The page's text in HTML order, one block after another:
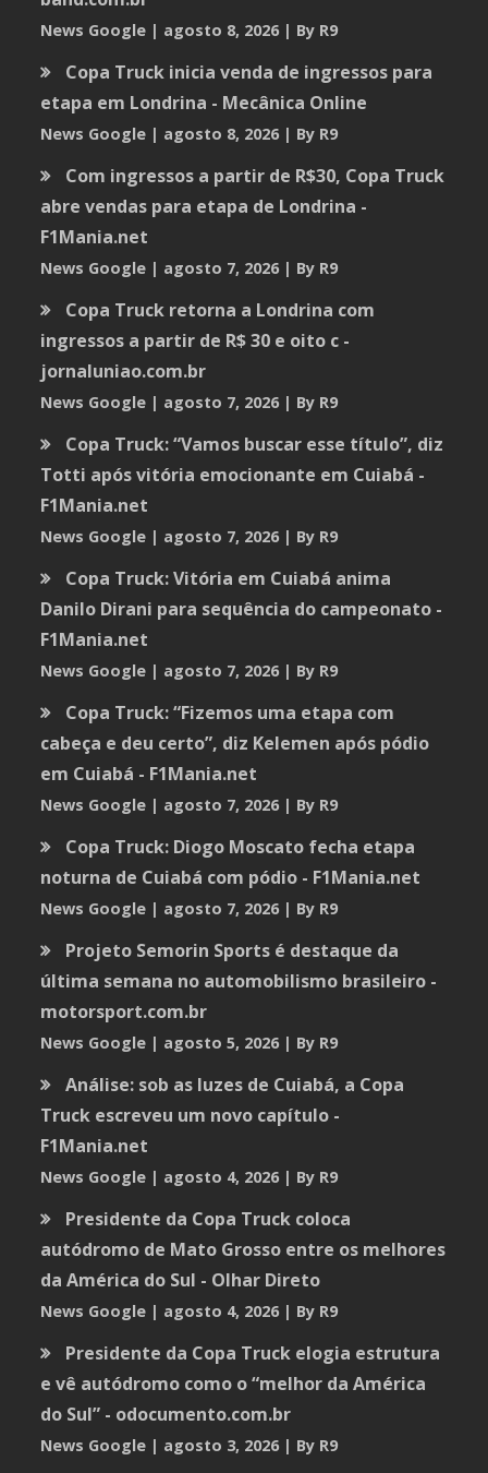
News Google agosto 8, 2026 By R9
Copa Truck inicia venda de ingressos para
etapa em Londrina - Mecânica Online
News Google agosto 8, 2026 By R9
Com ingressos a partir de R$30, Copa Truck
abre vendas para etapa de Londrina -
F1Mania.net
News Google agosto 7, 2026 By R9
Copa Truck retorna a Londrina com
ingressos a partir de R$ 30 e oito c -
jornaluniao.com.br
News Google agosto 7, 2026 By R9
Copa Truck: “Vamos buscar esse título”, diz
Totti após vitória emocionante em Cuiabá -
F1Mania.net
News Google agosto 7, 2026 By R9
Copa Truck: Vitória em Cuiabá anima
Danilo Dirani para sequência do campeonato -
F1Mania.net
News Google agosto 7, 2026 By R9
Copa Truck: “Fizemos uma etapa com
cabeça e deu certo”, diz Kelemen após pódio
em Cuiabá - F1Mania.net
News Google agosto 7, 2026 By R9
Copa Truck: Diogo Moscato fecha etapa
noturna de Cuiabá com pódio - F1Mania.net
News Google agosto 7, 2026 By R9
Projeto Semorin Sports é destaque da
última semana no automobilismo brasileiro -
motorsport.com.br
News Google agosto 5, 2026 By R9
Análise: sob as luzes de Cuiabá, a Copa
Truck escreveu um novo capítulo -
F1Mania.net
News Google agosto 4, 2026 By R9
Presidente da Copa Truck coloca
autódromo de Mato Grosso entre os melhores
da América do Sul - Olhar Direto
News Google agosto 4, 2026 By R9
Presidente da Copa Truck elogia estrutura
e vê autódromo como o “melhor da América
do Sul” - odocumento.com.br
News Google agosto 3, 2026 By R9